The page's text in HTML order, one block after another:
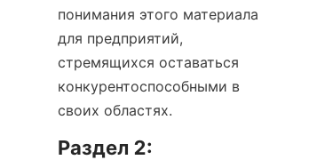
понимания этого материала
для предприятий,
стремящихся оставаться
конкурентоспособными в
своих областях.
Раздел 2: